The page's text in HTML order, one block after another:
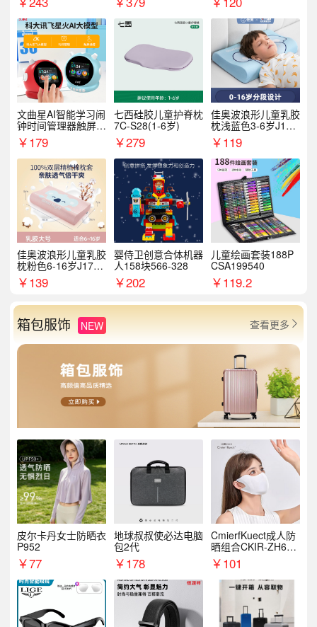
文曲星AI智能学习闹
钟时间管理器触屏N
1pro
￥179
七西硅胶儿童护脊枕
7C-S28(1-6岁)
￥279
佳奥波浪形儿童乳胶
枕浅蓝色3-6岁J17B
14AS9
￥119
佳奥波浪形儿童乳胶
枕粉色6-16岁J17B1
2AR4
￥139
婴侍卫创意合体机器
人158块566-328
￥202
儿童绘画套装188P
CSA199540
￥119.2
箱包服饰 NEW 查看更多 
皮尔卡丹女士防晒衣
P952
￥77
地球叔叔使必达电脑
包2代
￥178
CmierfKuect成人防
晒组合CKIR-ZH632
0￥101